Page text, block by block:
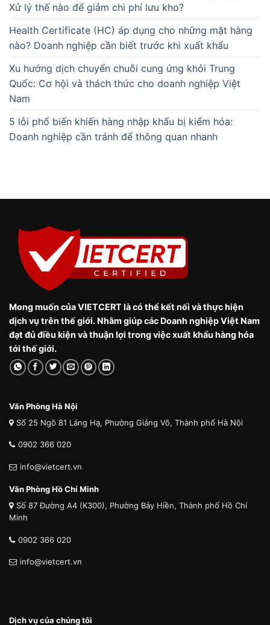
Xử lý thế nào để giảm chi phí lưu kho?
Health Certificate (HC) áp dụng cho những mặt hàng
nào? Doanh nghiệp cần biết trước khi xuất khẩu
Xu hướng dịch chuyển chuỗi cung ứng khỏi Trung
Quốc: Cơ hội và thách thức cho doanh nghiệp Việt
Nam
5 lỗi phổ biến khiến hàng nhập khẩu bị kiểm hóa:
Doanh nghiệp cần tránh để thông quan nhanh
Mong muốn của VIETCERT là có thể kết nối và thực hiện
dịch vụ trên thế giới. Nhằm giúp các Doanh nghiệp Việt Nam
đạt đủ điều kiện và thuận lợi trong việc xuất khẩu hàng hóa
tới thế giới.
Văn Phòng Hà Nội
Số 25 Ngõ 81 Láng Hạ, Phường Giảng Võ, Thành phố Hà Nội
0902 366 020
info@vietcert.vn
Văn Phòng Hồ Chí Minh
Số 87 Đường A4 (K300), Phường Bảy Hiền, Thành phố Hồ Chí
Minh
0902 366 020
info@vietcert.vn
Dịch vụ của chúng tôi